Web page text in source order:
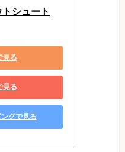
シュート
見る
見る
グで見る